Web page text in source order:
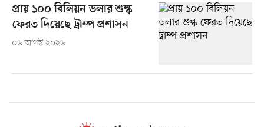
প্রায় ১০০ বিলিয়ন ডলার শুল্ক
ফেরত দিয়েছে ট্রাম্প প্রশাসন
০৬ আগস্ট ২০২৬